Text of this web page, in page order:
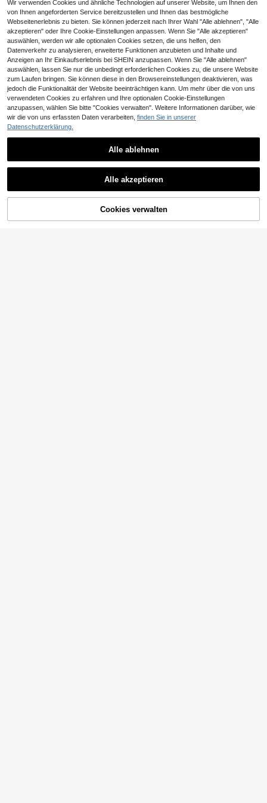
e Version, nicht die inländische Vers
ion Frühling, Strand
schutz-Hülle mit Anti-Fall-Beschic
htung, glitzerndem Make-up-Spieg
el-Ringhalter-Ständer, hochwertige
stoßfeste Stoßfänger-Rückseite, ko
mpatibel mit iPhone 17 16E 15 14 13
12 11 X XS Max XR Pro Plus Galaxy
msung Galaxy A05/A05S/S20 FE/S
24 Ultra, Redmi 13C/14C/A3, OPPO
A16/A17/A58/A60, Vivo Y02/Y02S/
Y17S, Honor X50i/X8B/X8A
tur Handy Schutzhülle mit Polsteru
t iPhone 15 Pro Max, 14 Plus, 13 Pro
Max, 12, 11, 7G, 7P, IX, XR, XS Max,
17 Pro, Air mit Kameraobjektiv-Vors
prung und Fallschutz, Geburtstagsg
5
ZUM WARENKORB HINZUFÜGEN
Wir verwenden Cookies und ähnliche Technologien auf unserer Website, um Ihnen den
von Ihnen angeforderten Service bereitzustellen und Ihnen das bestmögliche
Webseitenerlebnis zu bieten. Sie können jederzeit nach Ihrer Wahl "Alle ablehnen", "Alle
akzeptieren" oder Ihre Cookie-Einstellungen anpassen. Wenn Sie "Alle akzeptieren"
auswählen, werden wir alle optionalen Cookies setzen, die uns helfen, den
Datenverkehr zu analysieren, erweiterte Funktionen anzubieten und Inhalte und
Anzeigen an Ihr Einkaufserlebnis bei SHEIN anzupassen. Wenn Sie "Alle ablehnen"
auswählen, lassen Sie nur die unbedingt erforderlichen Cookies zu, die unsere Website
zum Laufen bringen. Sie können diese in den Browsereinstellungen deaktivieren, was
jedoch die Funktionalität der Website beeinträchtigen kann. Um mehr über die von uns
verwendeten Cookies zu erfahren und Ihre optionalen Cookie-Einstellungen
anzupassen, wählen Sie bitte "Cookies verwalten". Weitere Informationen darüber, wie
wir die von uns erfassten Daten verarbeiten, finden Sie in unserer
Datenschutzerklärung.
Alle ablehnen
Alle akzeptieren
Cookies verwalten